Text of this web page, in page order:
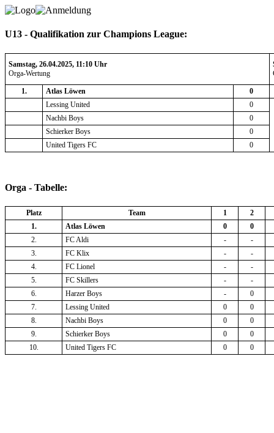
U13 - Qualifikation zur Champions League:
Samstag, 26.04.2025, 11:10 Uhr
Orga-Wertung
1. Atlas Löwen
0
Lessing United
0
Nachbi Boys
0
Schierker Boys
0
United Tigers FC
0
Orga - Tabelle:
Platz Team 1
2
1.
Atlas Löwen 0
0
2.
FC Aldi -
-
3.
FC Klix -
-
4.
FC Lionel -
-
5.
FC Skillers -
-
6.
Harzer Boys -
0
7.
Lessing United 0
0
8.
Nachbi Boys 0
0
9.
Schierker Boys 0
0
10.
United Tigers FC 0 0